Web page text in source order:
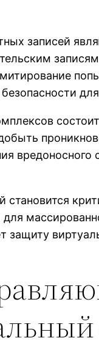
записей
становится
защиту